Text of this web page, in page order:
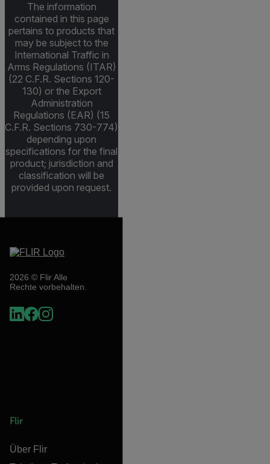
The information
contained in this page
pertains to products that
may be subject to the
International Traffic in
Arms Regulations (ITAR)
(22 C.F.R. Sections 120-
130) or the Export
Administration
Regulations (EAR) (15
C.F.R. Sections 730-774)
depending upon
specifications for the final
product; jurisdiction and
classification will be
provided upon request.
2026 © Flir Alle
Rechte vorbehalten.
Flir
Über Flir